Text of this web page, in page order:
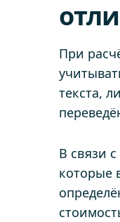
При
текста,
В связи
которые